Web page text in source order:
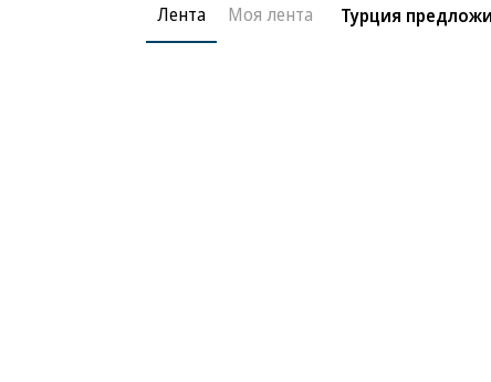
Лента Моя лента Турция